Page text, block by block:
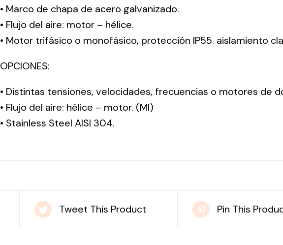
• Marco de chapa de acero galvanizado.
• Flujo del aire: motor – hélice.
• Motor trifásico o monofásico, protección IP55. aislamiento
OPCIONES:
• Distintas tensiones, velocidades, frecuencias o motores de
• Flujo del aire: hélice – motor. (MI)
• Stainless Steel AISI 304.
Tweet This Product Pin This